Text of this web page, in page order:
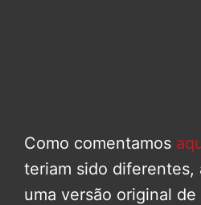
Como comentamos
teriam sido
uma versão original